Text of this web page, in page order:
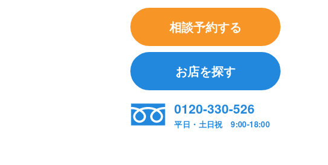
相談予約する
お店を探す
0120-330-526
平日・土日祝 9:00-18:00